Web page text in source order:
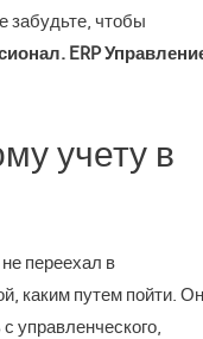
забудьте, чтобы
ERP
учету в
переехал в
каким путем пойти.
управленческого,